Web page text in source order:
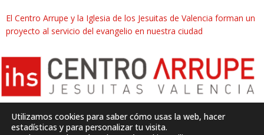
El Centro Arrupe y la Iglesia de los Jesuitas de Valencia forman un
proyecto al servicio del evangelio en nuestra ciudad
Utilizamos cookies para saber cómo usas la web, hacer
estadísticas y para personalizar tu visita.